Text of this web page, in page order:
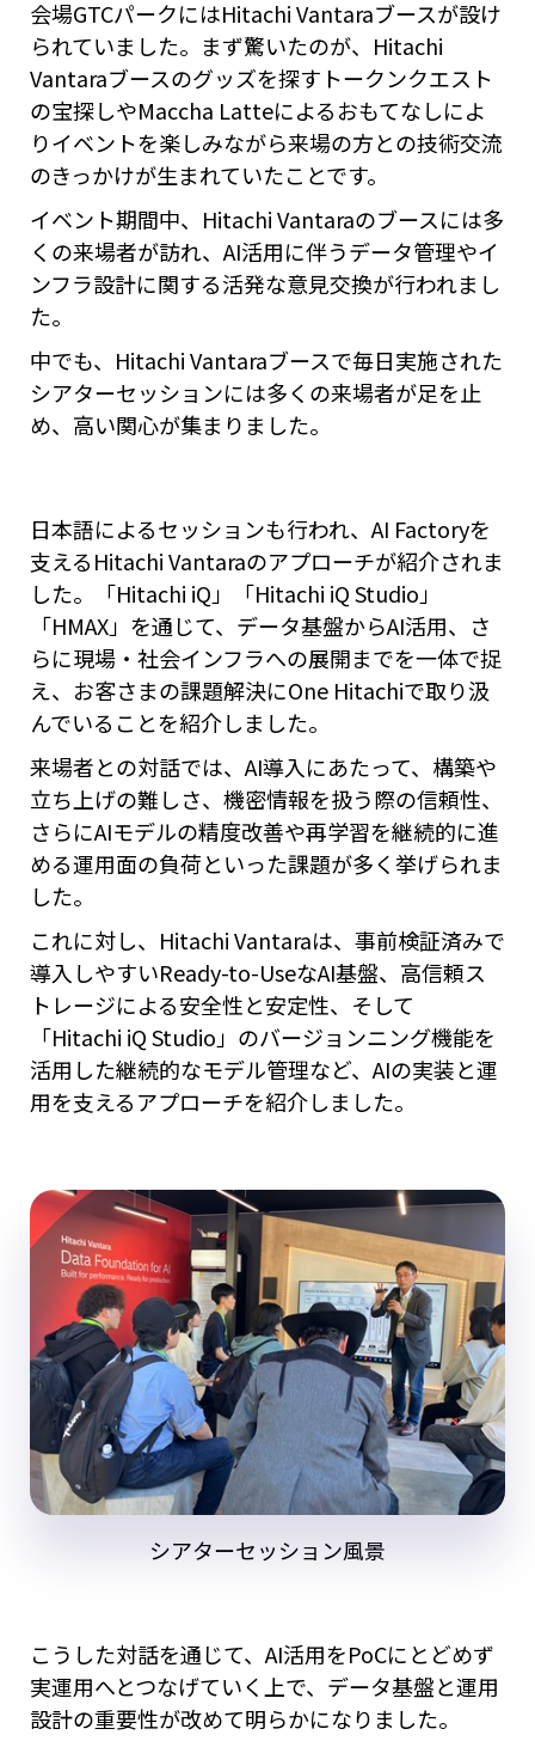
会場GTCパークにはHitachi Vantaraブースが設け
られていました。まず驚いたのが、Hitachi
Vantaraブースのグッズを探すトークンクエスト
の宝探しやMaccha Latteによるおもてなしによ
りイベントを楽しみながら来場の方との技術交流
のきっかけが生まれていたことです。
イベント期間中、Hitachi Vantaraのブースには多
くの来場者が訪れ、AI活用に伴うデータ管理やイ
ンフラ設計に関する活発な意見交換が行われまし
た。
中でも、Hitachi Vantaraブースで毎日実施された
シアターセッションには多くの来場者が足を止
め、高い関心が集まりました。
日本語によるセッションも行われ、AI Factoryを
支えるHitachi Vantaraのアプローチが紹介されま
した。「Hitachi iQ」「Hitachi iQ Studio」
「HMAX」を通じて、データ基盤からAI活用、さ
らに現場・社会インフラへの展開までを一体で捉
え、お客さまの課題解決にOne Hitachiで取り汲
んでいることを紹介しました。
来場者との対話では、AI導入にあたって、構築や
立ち上げの難しさ、機密情報を扱う際の信頼性、
さらにAIモデルの精度改善や再学習を継続的に進
める運用面の負荷といった課題が多く挙げられま
した。
これに対し、Hitachi Vantaraは、事前検証済みで
導入しやすいReady-to-UseなAI基盤、高信頼ス
トレージによる安全性と安定性、そして
「Hitachi iQ Studio」のバージョンニング機能を
活用した継続的なモデル管理など、AIの実装と運
用を支えるアプローチを紹介しました。
シアターセッション風景
こうした対話を通じて、AI活用をPoCにとどめず
実運用へとつなげていく上で、データ基盤と運用
設計の重要性が改めて明らかになりました。